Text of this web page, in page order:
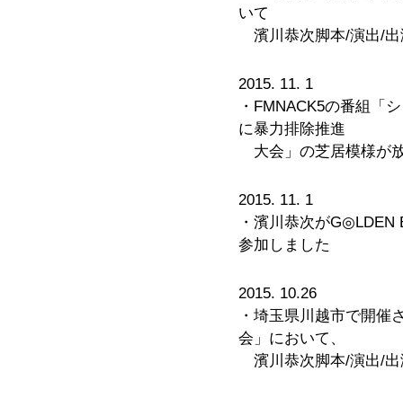
いて
濱川恭次脚本/演出/
2015. 11. 1
・FMNACK5の番組「
に暴力排除推進
大会」の芝居模様が
2015. 11. 1
・濱川恭次がG◎LDEN
参加しました
2015. 10.26
・埼玉県川越市で開催
会」において、
濱川恭次脚本/演出/